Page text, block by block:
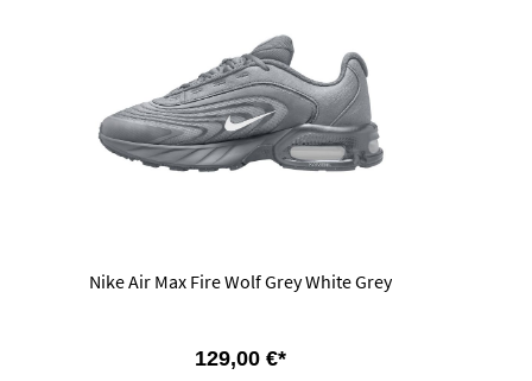
Nike Air Max Fire Wolf Grey White Grey
129,00 €*